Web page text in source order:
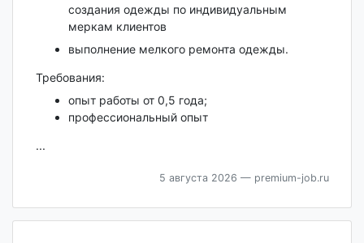
создания одежды по индивидуальным
меркам клиентов
выполнение мелкого ремонта одежды.
Требования:
опыт работы от 0,5 года;
профессиональный опыт
...
5 августа 2026 — premium-job.ru